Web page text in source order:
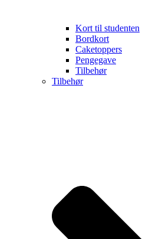
Kort til studenten
Bordkort
Caketoppers
Pengegave
Tilbehør
Tilbehør